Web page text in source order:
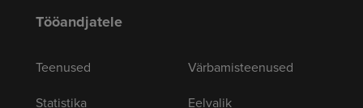
Tööandjatele
Teenused
Statistika
Värbamisteenused
Eelvalik